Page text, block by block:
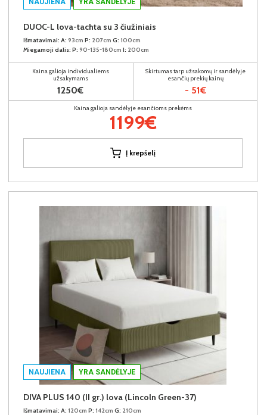
DUOC-L lova-tachta su 3 čiužiniais
Išmatavimai: A: 93cm P: 207cm G: 100cm
Miegamoji dalis: P: 90-135-180cm I: 200cm
Kaina galioja individualiems
užsakymams
1250€
Skirtumas tarp užsakomų ir sandėlyje
esančių prekių kainų
- 51€
Kaina galioja sandėlyje esančioms prekėms
1199€
Į krepšelį
NAUJIENA YRA SANDĖLYJE
DIVA PLUS 140 (II gr.) lova (Lincoln Green-37)
Išmatavimai: A: 120cm P: 142cm G: 210cm